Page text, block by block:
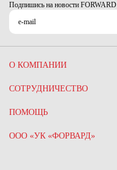
Подпишись на новости FORWARD
О КОМПАНИИ
СОТРУДНИЧЕСТВО
ПОМОЩЬ
ООО «УК «ФОРВАРД»